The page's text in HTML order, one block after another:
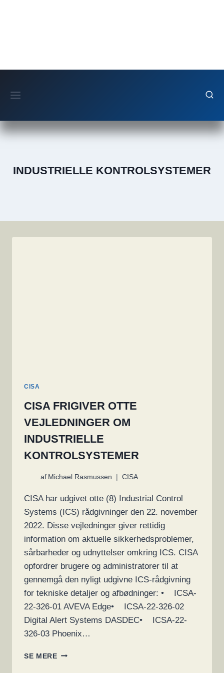
INDUSTRIELLE KONTROLSYSTEMER
CISA
CISA FRIGIVER OTTE
VEJLEDNINGER OM
INDUSTRIELLE
KONTROLSYSTEMER
af Michael Rasmussen CISA
CISA har udgivet otte (8) Industrial Control
Systems (ICS) rådgivninger den 22. november
2022. Disse vejledninger giver rettidig
information om aktuelle sikkerhedsproblemer,
sårbarheder og udnyttelser omkring ICS. CISA
opfordrer brugere og administratorer til at
gennemgå den nyligt udgivne ICS-rådgivning
for tekniske detaljer og afbødninger: • ICSA-
22-326-01 AVEVA Edge• ICSA-22-326-02
Digital Alert Systems DASDEC• ICSA-22-
326-03 Phoenix…
SE MERECISA